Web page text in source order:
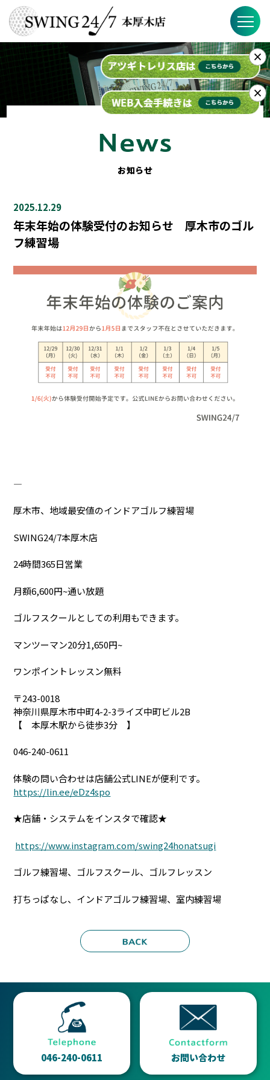
SWING24/7の特徴
料金
スケジュール
お知らせ
2025.12.29
年末年始の体験受付のお知らせ 厚木市のゴル
フ練習場
―――――――――――――――――――――――――
厚木市、地域最安値のインドアゴルフ練習場
SWING24/7本厚木店
24時間365日営業
月額6,600円~通い放題
ゴルフスクールとしての利用もできます。
マンツーマン20分1,650円~
ワンポイントレッスン無料
〒243-0018
神奈川県厚木市中町4-2-3ライズ中町ビル2B
【 本厚木駅から徒歩3分 】
046-240-0611
体験の問い合わせは店舗公式LINEが便利です。
https://lin.ee/eDz4spo
★店舗・システムをインスタで確認★
https://www.instagram.com/swing24honatsugi
ゴルフ練習場、ゴルフスクール、ゴルフレッスン
打ちっぱなし、インドアゴルフ練習場、室内練習場
046-240-0611 お問い合わせ
×
×